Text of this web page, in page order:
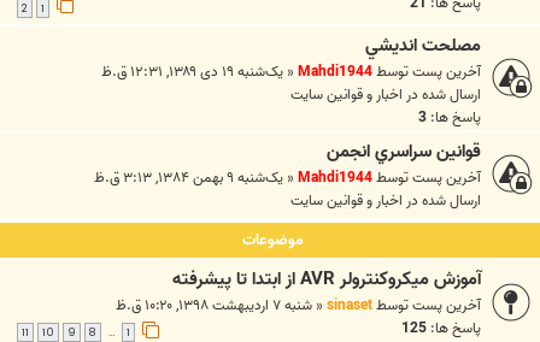
1
2
مصلحت انديشي
آخرین پست توسطMahdi1944
« یک‌شنبه ۱۹ دی ۱۳۸۹, ۱۲:۳۱ ق.ظ
ارسال شده در اخبار و قوانين سايت
پاسخ ها: 3
قوانين سراسري انجمن
آخرین پست توسطMahdi1944
« یک‌شنبه ۹ بهمن ۱۳۸۴, ۳:۱۳ ق.ظ
ارسال شده در اخبار و قوانين سايت
موضوعات
آموزش میکروکنترولر AVR از ابتدا تا پیشرفته
آخرین پست توسطsinaset
« شنبه ۷ اردیبهشت ۱۳۹۸, ۱۰:۲۰ ق.ظ
پاسخ ها: 125
1
…
8
9
10
11